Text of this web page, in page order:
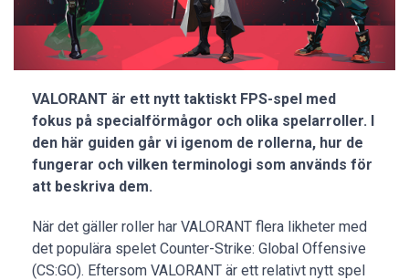
VALORANT är ett nytt taktiskt FPS-spel med
fokus på specialförmågor och olika spelarroller. I
den här guiden går vi igenom de rollerna, hur de
fungerar och vilken terminologi som används för
att beskriva dem.
När det gäller roller har VALORANT flera likheter med
det populära spelet Counter-Strike: Global Offensive
(CS:GO). Eftersom VALORANT är ett relativt nytt spel